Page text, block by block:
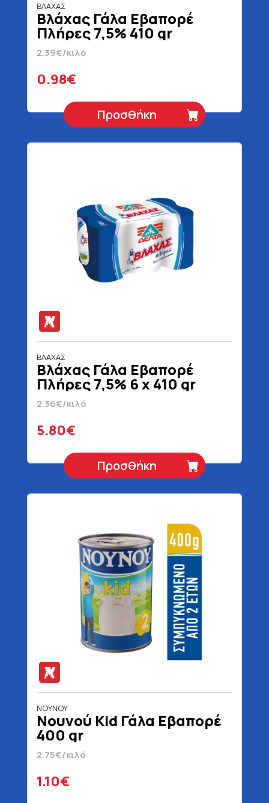
ΒΛΑΧΑΣ
Βλάχας Γάλα Εβαπορέ
Πλήρες 7,5% 410 gr
2.39€/κιλό
0.98€
Προσθήκη
ΒΛΑΧΑΣ
Βλάχας Γάλα Εβαπορέ
Πλήρες 7,5% 6 x 410 gr
2.36€/κιλό
5.80€
Προσθήκη
ΝΟΥΝΟΥ
Νουνού Kid Γάλα Εβαπορέ
400 gr
2.75€/κιλό
1.10€